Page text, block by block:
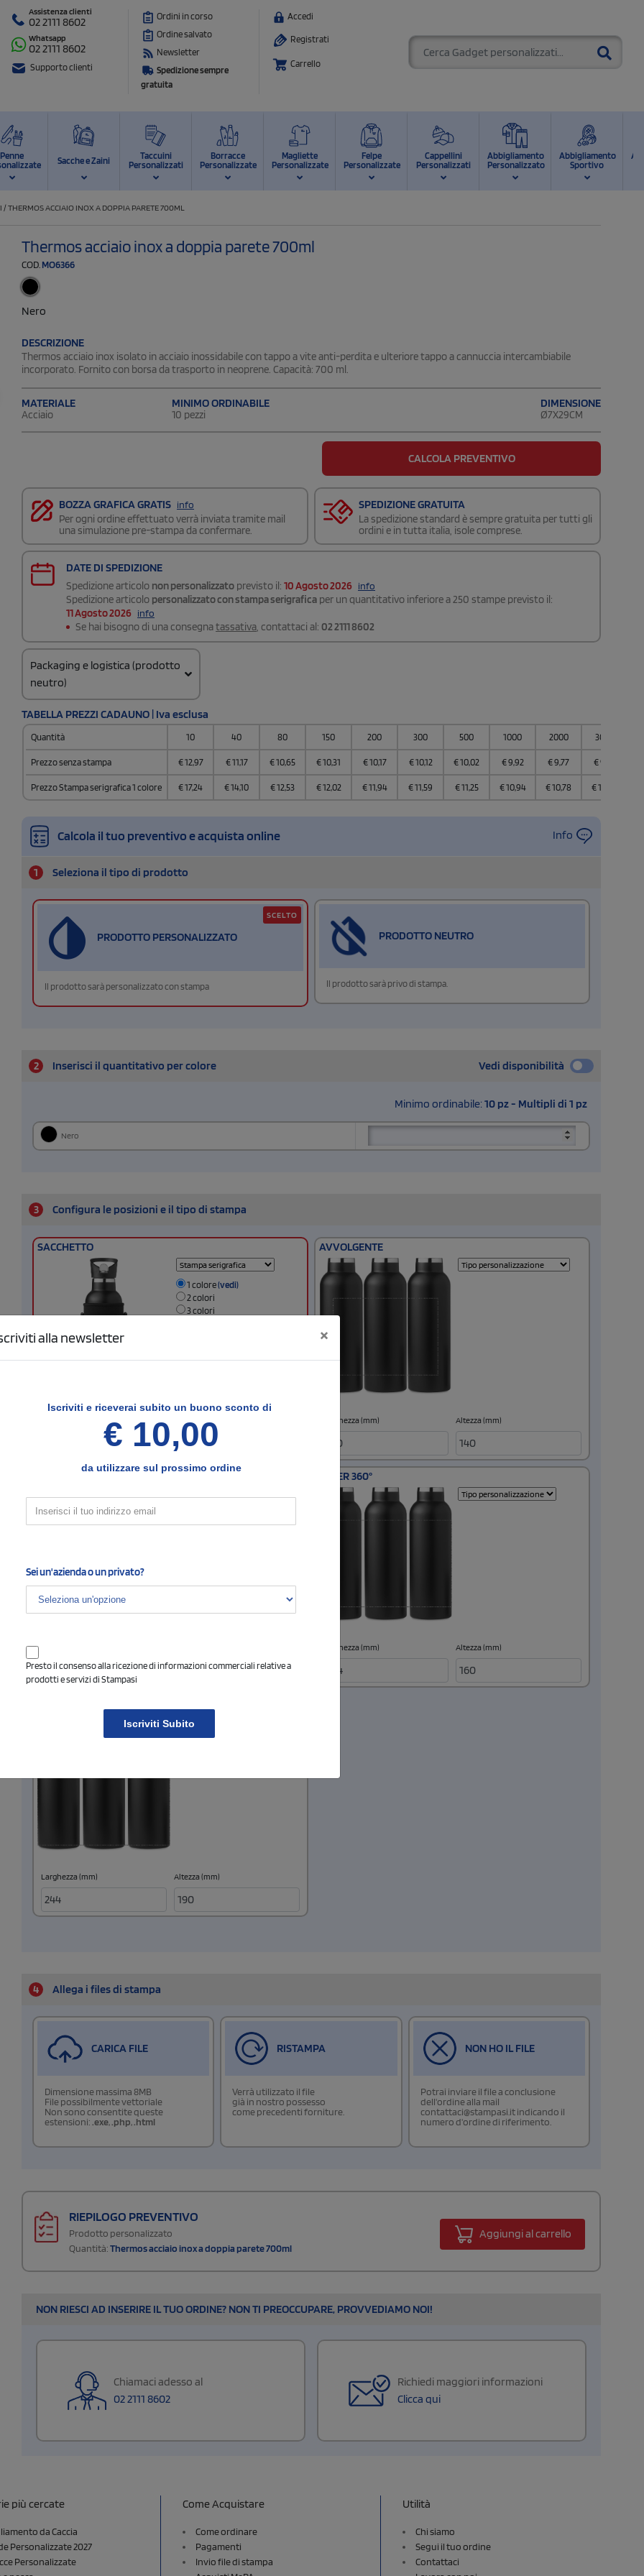
Assistenza clienti
02 2111 8602
Whatsapp
02 2111 8602
Supporto clienti
Ordini in corso
Ordine salvato
Newsletter
Spedizione sempre
gratuita
Accedi
Registrati
Carrello
Penne
Sacche e Zaini
Taccuini
Personalizzati
Borracce
Personalizzate
Magliette
Personalizzate
Felpe
Personalizzate
Cappellini
Personalizzati
Abbigliamento
Personalizzato
Abbigliamento
Sportivo
/THERMOS ACCIAIO INOX A DOPPIA PARETE 700ML
Thermos acciaio inox a doppia parete 700ml
COD. MO6366
Nero
DESCRIZIONE
Thermos acciaio inox isolato in acciaio inossidabile con tappo a vite anti-perdita e ulteriore tappo a cannuccia intercambiabile
incorporato. Fornito con borsa da trasporto in neoprene. Capacità: 700 ml.
MATERIALE
Acciaio
MINIMO ORDINABILE
10 pezzi
DIMENSIONE
Ø7X29CM
CALCOLA PREVENTIVO
BOZZA GRAFICA GRATIS info
Per ogni ordine effettuato verrà inviata tramite mail
una simulazione pre-stampa da confermare.
SPEDIZIONE GRATUITA
La spedizione standard è sempre gratuita per tutti gli
ordini e in tutta italia, isole comprese.
DATE DI SPEDIZIONE
Spedizione articolo non personalizzato previsto il: 10 Agosto 2026 info
Spedizione articolo personalizzato con stampa serigrafica per un quantitativo inferiore a 250 stampe previsto il:
11 Agosto 2026 info
Se hai bisogno di una consegnatassativa , contattaci al: 02 2111 8602
Packaging e logistica (prodotto
neutro)
Quantità per scatola
24
TABELLA PREZZI CADAUNO | Iva esclusa
Quantità 10 40 80 150 200 300 500 1000 2000 3000
Prezzo senza stampa €12,97 €11,17 €10,65 €10,31 €10,17 €10,12 €10,02 €9,92 €9,77 €9,72
Prezzo Stampa serigrafica 1 colore €17,24 €14,10 €12,53 €12,02 €11,94 €11,59 €11,25 €10,94 €10,78 €10,65
Calcola il tuo preventivo e acquista online Info
1 Seleziona il tipo di prodotto
PRODOTTO PERSONALIZZATO
Il prodotto sarà personalizzato con stampa
SCELTO
PRODOTTO NEUTRO
Il prodotto sarà privo di stampa.
2 Inserisci il quantitativo per colore Vedi disponibilità
Minimo ordinabile: 10 pz - Multipli di 1 pz
Nero
3 Configura le posizioni e il tipo di stampa
SACCHETTO
1 colore(vedi)
2 colori
3 colori
Area di stampa massima 45 mm
AVVOLGENTE
Larghezza (mm) Altezza (mm)
FRONTE IN ALTO LASER 360°
Larghezza (mm) Altezza (mm)
Larghezza (mm) Altezza (mm)
4 Allega i files di stampa
CARICA FILE
Dimensione massima 8MB
File possibilmente vettoriale
Non sono consentite queste
estensioni: .exe,.php,.html
RISTAMPA
Verrà utilizzato il file
già in nostro possesso
come precedenti forniture.
NON HO IL FILE
Potrai inviare il file a conclusione
dell'ordine alla mail
contattaci@stampasi.it indicando il
numero d'ordine di riferimento.
RIEPILOGO PREVENTIVO
Prodotto personalizzato
Quantità:Thermos acciaio inox a doppia parete 700ml
Aggiungi al carrello
NON RIESCI AD INSERIRE IL TUO ORDINE? NON TI PREOCCUPARE, PROVVEDIAMO NOI!
Chiamaci adesso al
02 2111 8602
Richiedi maggiori informazioni
Clicca qui
più cercate
da Caccia
Personalizzate 2027
Personalizzate
Come Acquistare
Come ordinare
Pagamenti
Invio file di stampa
Utilità
Chi siamo
Segui il tuo ordine
Contattaci
alla newsletter ×
Iscriviti e riceverai subito un buono sconto di
€ 10,00
da utilizzare sul prossimo ordine
Sei un'azienda o un privato?
Presto il consenso alla ricezione di informazioni commerciali relative a
prodotti e servizi di Stampasi
Iscriviti Subito